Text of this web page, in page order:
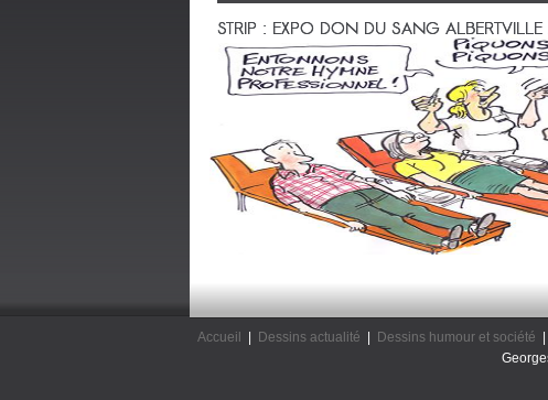
Cliquez et découvrez tous
STRIP : EXPO DON DU SANG ALBERTVILLE
Accueil Dessins actualité Dessins humour et société